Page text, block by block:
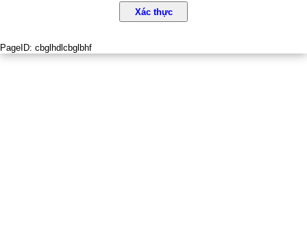
Xác thực
PageID: cbglhdlcbglbhf